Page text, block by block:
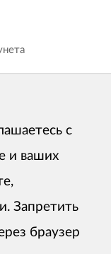
с
и ваших
Запретить
браузер